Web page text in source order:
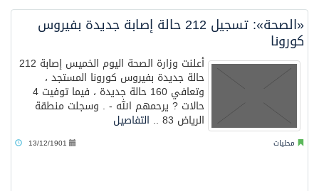
خلال 3 أيام… التجمعات الصحية تتلقى رغبات أكثر من 87% من موظفي وزارة الصحة لعروض الانتقال
سمو ولي العهد يتلقى اتصالًا هاتفيًا من رئيس الوزراء الباكستاني
محافظ عفيف يؤدي صلاة عيد الأضحى
«الصحة»: تسجيل 212 حالة إصابة جديدة بفيروس
كورونا
أعلنت وزارة الصحة اليوم الخميس إصابة 212
حالة جديدة بفيروس كورونا المستجد ،
وتعافي 160 حالة جديدة ، فيما توفيت 4
حالات ? يرحمهم الله - . وسجلت منطقة
الرياض 83 .. التفاصيل
محليات 13/12/1901